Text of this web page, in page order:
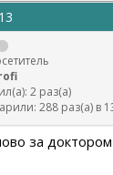
2 раз(а)
288 раз(а) в
за